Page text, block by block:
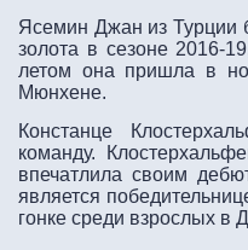
Ясемин Джан из Турции
золота в сезоне 2016-
летом она пришла в
Мюнхене.
Констанце
команду.
впечатлила своим
является
гонке среди взрослых в